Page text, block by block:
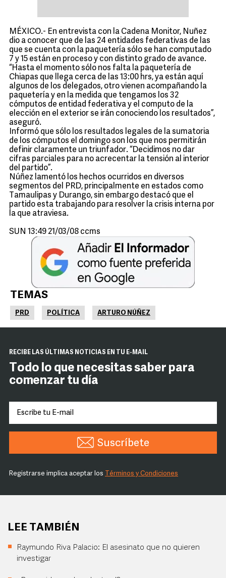
MÉXICO.- En entrevista con la Cadena Monitor, Nuñez
dio a conocer que de las 24 entidades federativas de las
que se cuenta con la paquetería sólo se han computado
7 y 15 están en proceso y con distinto grado de avance.
“Hasta el momento sólo nos falta la paquetería de
Chiapas que llega cerca de las 13:00 hrs, ya están aquí
algunos de los delegados, otro vienen acompañando la
paquetería y en la medida que tengamos los 32
cómputos de entidad federativa y el computo de la
elección en el exterior se irán conociendo los resultados”,
aseguró.
Informó que sólo los resultados legales de la sumatoria
de los cómputos el domingo son los que nos permitirán
definir claramente un triunfador. “Decidimos no dar
cifras parciales para no acrecentar la tensión al interior
del partido”.
Núñez lamentó los hechos ocurridos en diversos
segmentos del PRD, principalmente en estados como
Tamaulipas y Durango, sin embargo destacó que el
partido esta trabajando para resolver la crisis interna por
la que atraviesa.
SUN 13:49 21/03/08 ccms
TEMAS
PRD POLÍTICA ARTURO NÚÑEZ
RECIBE LAS ÚLTIMAS NOTICIAS EN TU E-MAIL
Todo lo que necesitas saber para
comenzar tu día
Suscríbete
Registrarse implica aceptar los Términos y Condiciones
LEE TAMBIÉN
Raymundo Riva Palacio: El asesinato que no quieren
investigar